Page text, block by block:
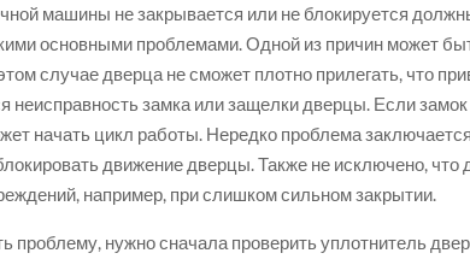
машины не закрывается или не блокируется
основными проблемами. Одной из причин может
случае дверца не сможет плотно прилегать, что
неисправность замка или защелки дверцы. Если
начать цикл работы. Нередко проблема
движение дверцы. Также не исключено,
например, при слишком сильном закрытии.
проблему, нужно сначала проверить уплотнитель